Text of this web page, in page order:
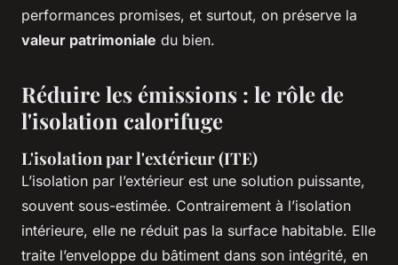
performances promises, et surtout, on préserve la
valeur patrimoniale du bien.
Réduire les émissions : le rôle de
l'isolation calorifuge
L'isolation par l'extérieur (ITE)
L’isolation par l’extérieur est une solution puissante,
souvent sous-estimée. Contrairement à l’isolation
intérieure, elle ne réduit pas la surface habitable. Elle
traite l’enveloppe du bâtiment dans son intégrité, en